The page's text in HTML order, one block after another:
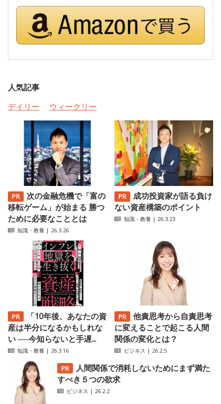
人気記事
デイリー
ウィークリー
次の金融危機で「富の
移転ゲーム」が始まる 勝つ
ために必要なこととは
知識・教養 | 26.3.26
成功投資家が語る負け
ない資産構築のポイント
知識・教養 | 26.3.23
「10年後、あなたの資
産は半分になるかもしれな
い ──今知らないと手遅...
知識・教養 | 26.3.16
他責思考から自責思考
に変えることで起こる人間
関係の変化とは？
ビジネス | 26.2.5
人間関係で消耗しないためにまず満た
すべき５つの欲求
ビジネス | 26.2.2